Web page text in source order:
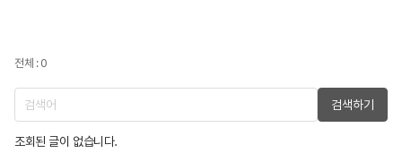
전체 : 0
검색하기
조회된 글이 없습니다.